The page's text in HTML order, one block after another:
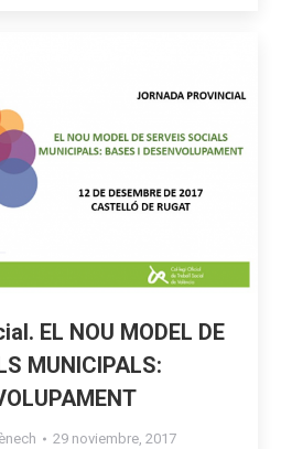
EL NOU MODEL DE
MUNICIPALS:
29 noviembre, 2017